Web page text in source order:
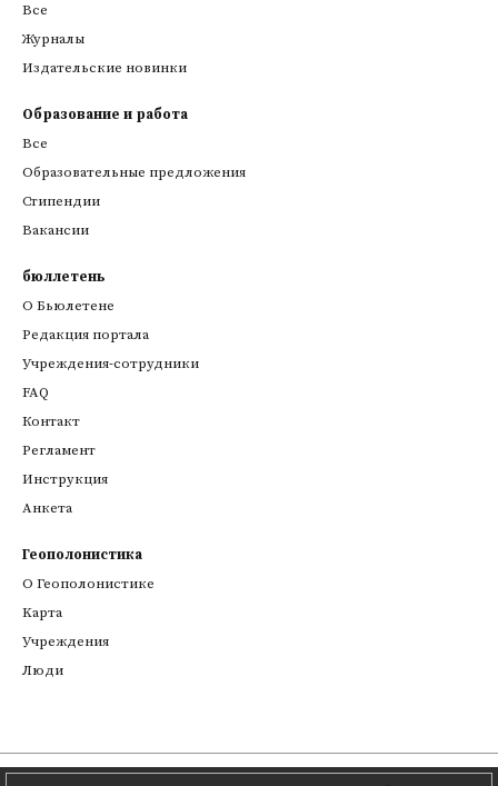
Все
Журналы
Издательские новинки
Образование и работа
Все
Образовательные предложения
Стипендии
Вакансии
бюллетень
О Бьюлетене
Редакция портала
Учреждения-сотрудники
FAQ
Контакт
Регламент
Инструкция
Анкета
Геополонистика
О Геополонистике
Kарта
Учреждения
Люди